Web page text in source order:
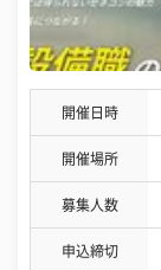
開催日時
開催場所
募集人数
申込締切